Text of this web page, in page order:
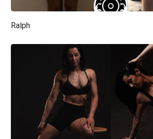
Ralph